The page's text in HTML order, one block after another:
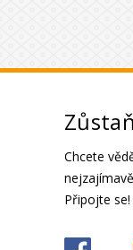
Chcete
Připojte se!